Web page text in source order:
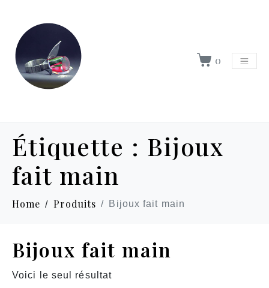
0
Étiquette : Bijoux
fait main
Home Produits Bijoux fait main
Bijoux fait main
Voici le seul résultat